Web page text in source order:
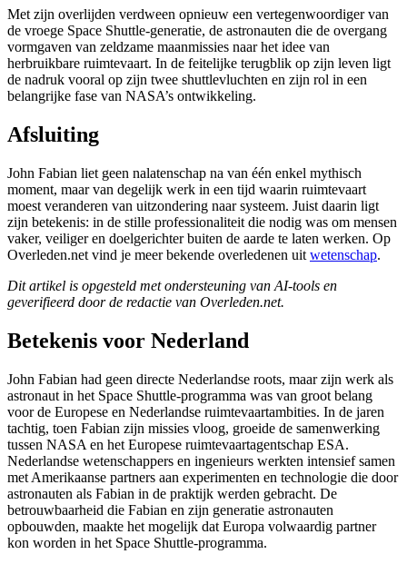
Met zijn overlijden verdween opnieuw een vertegenwoordiger van
de vroege Space Shuttle-generatie, de astronauten die de overgang
vormgaven van zeldzame maanmissies naar het idee van
herbruikbare ruimtevaart. In de feitelijke terugblik op zijn leven ligt
de nadruk vooral op zijn twee shuttlevluchten en zijn rol in een
belangrijke fase van NASA’s ontwikkeling.
Afsluiting
John Fabian liet geen nalatenschap na van één enkel mythisch
moment, maar van degelijk werk in een tijd waarin ruimtevaart
moest veranderen van uitzondering naar systeem. Juist daarin ligt
zijn betekenis: in de stille professionaliteit die nodig was om mensen
vaker, veiliger en doelgerichter buiten de aarde te laten werken. Op
Overleden.net vind je meer bekende overledenen uit wetenschap.
Dit artikel is opgesteld met ondersteuning van AI-tools en
geverifieerd door de redactie van Overleden.net.
Betekenis voor Nederland
John Fabian had geen directe Nederlandse roots, maar zijn werk als
astronaut in het Space Shuttle-programma was van groot belang
voor de Europese en Nederlandse ruimtevaartambities. In de jaren
tachtig, toen Fabian zijn missies vloog, groeide de samenwerking
tussen NASA en het Europese ruimtevaartagentschap ESA.
Nederlandse wetenschappers en ingenieurs werkten intensief samen
met Amerikaanse partners aan experimenten en technologie die door
astronauten als Fabian in de praktijk werden gebracht. De
betrouwbaarheid die Fabian en zijn generatie astronauten
opbouwden, maakte het mogelijk dat Europa volwaardig partner
kon worden in het Space Shuttle-programma.